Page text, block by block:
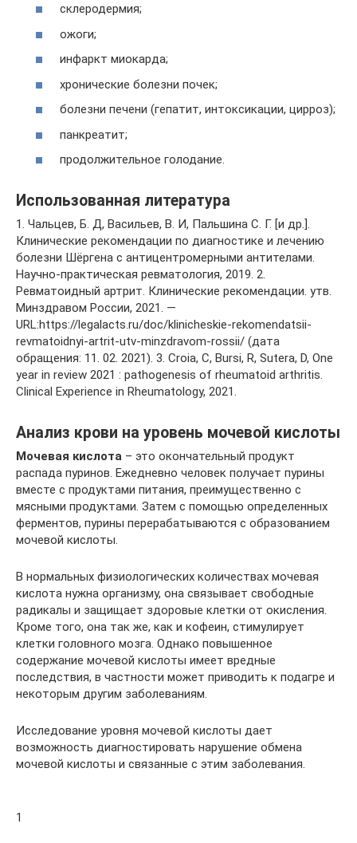
склеродермия;
ожоги;
инфаркт миокарда;
хронические болезни почек;
болезни печени (гепатит, интоксикации, цирроз);
панкреатит;
продолжительное голодание.
Использованная литература
1. Чальцев, Б. Д, Васильев, В. И, Пальшина С. Г. [и др.].
Клинические рекомендации по диагностике и лечению
болезни Шёргена с антицентромерными антителами.
Научно-практическая ревматология, 2019. 2.
Ревматоидный артрит. Клинические рекомендации. утв.
Минздравом России, 2021. —
URL:https://legalacts.ru/doc/klinicheskie-rekomendatsii-
revmatoidnyi-artrit-utv-minzdravom-rossii/ (дата
обращения: 11. 02. 2021). 3. Croia, C, Bursi, R, Sutera, D, One
year in review 2021 : pathogenesis of rheumatoid arthritis.
Clinical Experience in Rheumatology, 2021.
Анализ крови на уровень мочевой кислоты
Мочевая кислота – это окончательный продукт
распада пуринов. Ежедневно человек получает пурины
вместе с продуктами питания, преимущественно с
мясными продуктами. Затем с помощью определенных
ферментов, пурины перерабатываются с образованием
мочевой кислоты.
В нормальных физиологических количествах мочевая
кислота нужна организму, она связывает свободные
радикалы и защищает здоровые клетки от окисления.
Кроме того, она так же, как и кофеин, стимулирует
клетки головного мозга. Однако повышенное
содержание мочевой кислоты имеет вредные
последствия, в частности может приводить к подагре и
некоторым другим заболеваниям.
Исследование уровня мочевой кислоты дает
возможность диагностировать нарушение обмена
мочевой кислоты и связанные с этим заболевания.
1